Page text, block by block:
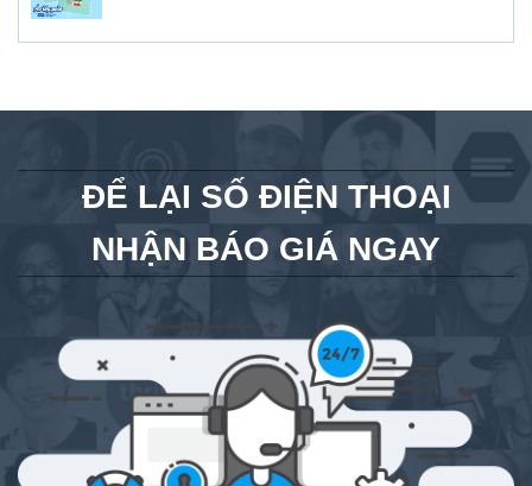
ĐỂ LẠI SỐ ĐIỆN THOẠI
NHẬN BÁO GIÁ NGAY